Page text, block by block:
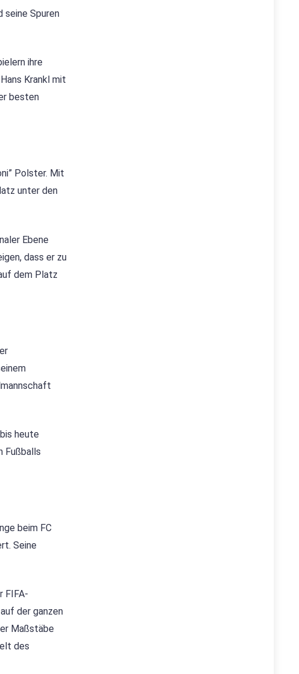
seine Spuren
ihre
Krankl mit
besten
Polster. Mit
unter den
Ebene
dass er zu
dem Platz
heute
Fußballs
beim FC
Seine
FIFA-
der ganzen
Maßstäbe
des